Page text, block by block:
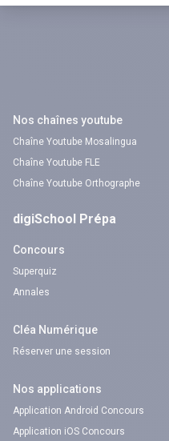
Nos chaînes youtube
Chaîne Youtube Mosalingua
Chaîne Youtube FLE
Chaîne Youtube Orthographe
digiSchool Prépa
Concours
Superquiz
Annales
Cléa Numérique
Réserver une session
Nos applications
Application Android Concours
Application iOS Concours